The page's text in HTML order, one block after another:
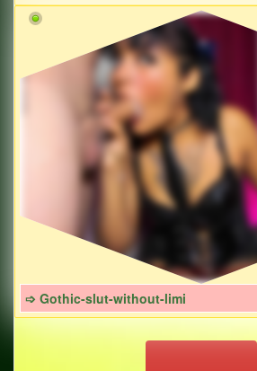
➩ Gothic-slut-without-limi